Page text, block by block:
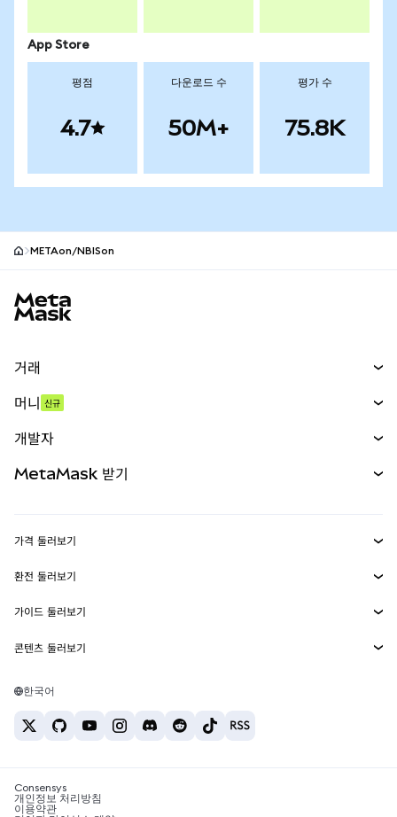
App Store
평점
4.7
다운로드 수
50M+
평가 수
75.8K
METAon/NBISon
거래
무기한 선물
실물자산
머니 신규
개발자
MetaMask Connect
Snaps
웹3 서비스
MetaMask 받기
보안
고객 지원
채용
가격 둘러보기
이더리움 가격
솔라나 가격
테더 가격
환전 둘러보기
ETH를 USD로 환전
USDT를 INR로 환전
BTC를 INR로 환전
ETH를 USDT로 환전
가이드 둘러보기
ETH 매수
USDT 매수
SHIB 매수
BNB 매수
콘텐츠 둘러보기
솔라나 지갑
암호화폐 세금 뉴스
한국어
Consensys
개인정보 처리방침
이용약관